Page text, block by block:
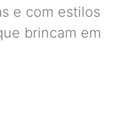
e com estilos
brincam em